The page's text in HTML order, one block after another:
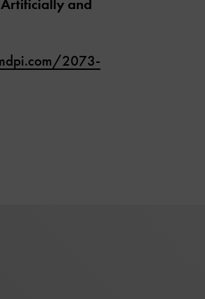
Artificially and
2073-